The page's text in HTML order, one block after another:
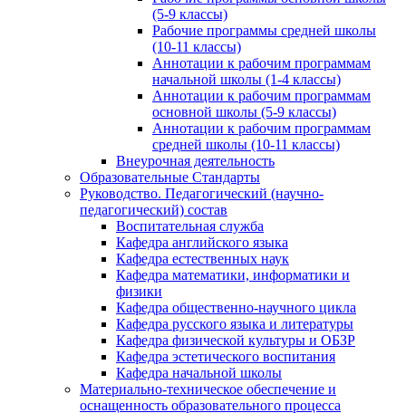
(5-9 классы)
Рабочие программы средней школы
(10-11 классы)
Аннотации к рабочим программам
начальной школы (1-4 классы)
Аннотации к рабочим программам
основной школы (5-9 классы)
Аннотации к рабочим программам
средней школы (10-11 классы)
Внеурочная деятельность
Образовательные Стандарты
Руководство. Педагогический (научно-
педагогический) состав
Воспитательная служба
Кафедра английского языка
Кафедра естественных наук
Кафедра математики, информатики и
физики
Кафедра общественно-научного цикла
Кафедра русского языка и литературы
Кафедра физической культуры и ОБЗР
Кафедра эстетического воспитания
Кафедра начальной школы
Материально-техническое обеспечение и
оснащенность образовательного процесса